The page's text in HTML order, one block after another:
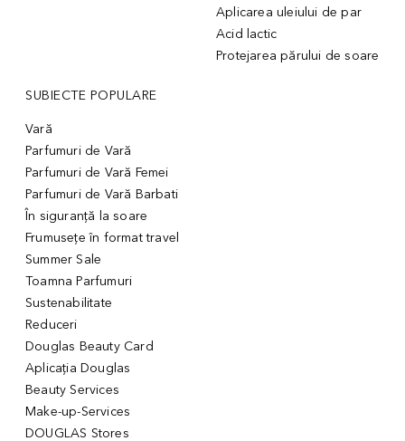
Aplicarea uleiului de par
Acid lactic
Protejarea părului de soare
SUBIECTE POPULARE
Vară
Parfumuri de Vară
Parfumuri de Vară Femei
Parfumuri de Vară Barbati
În siguranță la soare
Frumusețe în format travel
Summer Sale
Toamna Parfumuri
Sustenabilitate
Reduceri
Douglas Beauty Card
Aplicația Douglas
Beauty Services
Make-up-Services
DOUGLAS Stores